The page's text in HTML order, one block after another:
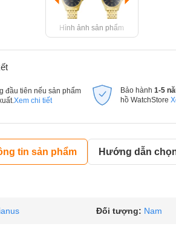
Hình ảnh sản phẩm
đầu tiên nếu sản phẩm
Xem chi tiết
Bảo hành 1-5
hồ WatchStore
tin sản phẩm Hướng dẫn
Đối tượng: Nam